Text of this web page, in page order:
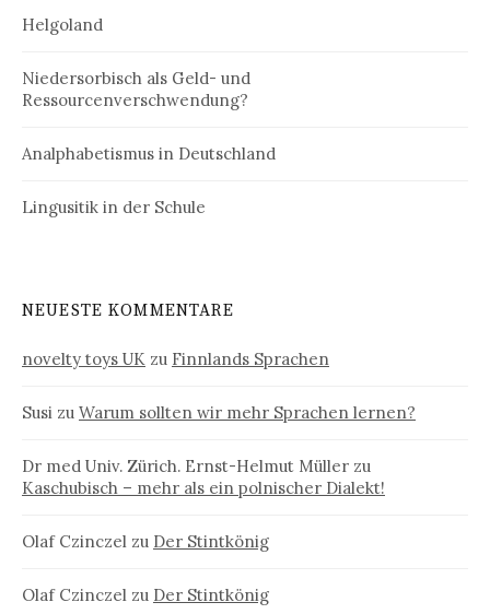
Helgoland
Niedersorbisch als Geld- und
Ressourcenverschwendung?
Analphabetismus in Deutschland
Lingusitik in der Schule
NEUESTE KOMMENTARE
novelty toys UK zu Finnlands Sprachen
Susi zu Warum sollten wir mehr Sprachen lernen?
Dr med Univ. Zürich. Ernst-Helmut Müller zu
Kaschubisch – mehr als ein polnischer Dialekt!
Olaf Czinczel zu Der Stintkönig
Olaf Czinczel zu Der Stintkönig